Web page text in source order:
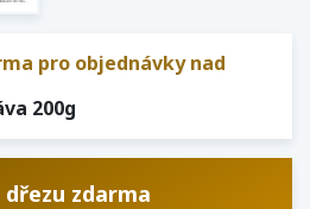
pro objednávky nad
200g
zdarma